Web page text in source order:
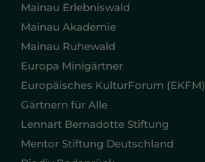
Mainau Erlebniswald
Mainau Akademie
Mainau Ruhewald
Europa Minigärtner
Europäisches KulturForum (EKFM)
Gärtnern für Alle
Lennart Bernadotte Stiftung
Mentor Stiftung Deutschland